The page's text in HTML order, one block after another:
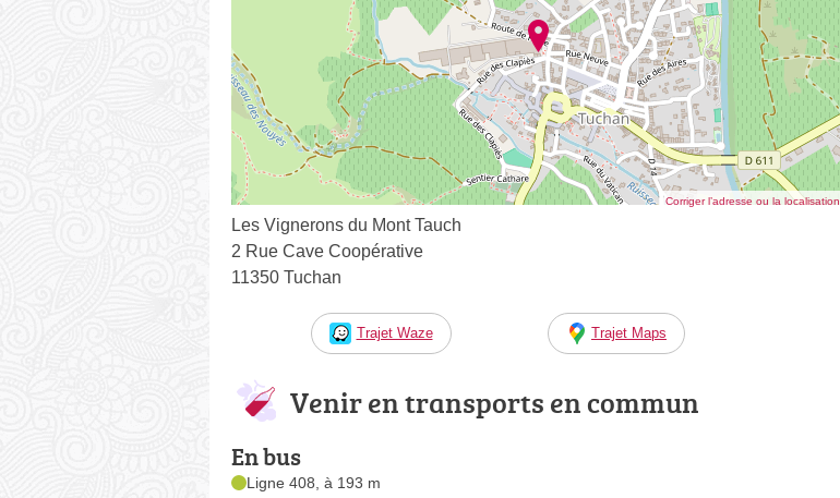
Corriger l’adresse ou la localisation
Les Vignerons du Mont Tauch
2 Rue Cave Coopérative
11350 Tuchan
Trajet Waze Trajet Maps
Venir en transports en commun
En bus
Ligne 408, à 193 m